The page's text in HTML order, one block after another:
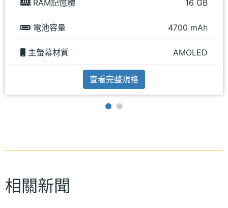
RAM記憶體 16 GB
電池容量 4700 mAh
主螢幕材質 AMOLED
查看完整規格
相關新聞